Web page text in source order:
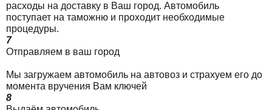
расходы на доставку в Ваш город. Автомобиль
поступает на таможню и проходит необходимые
процедуры.
7
Отправляем в ваш город
Мы загружаем автомобиль на автовоз и страхуем его до
момента вручения Вам ключей
8